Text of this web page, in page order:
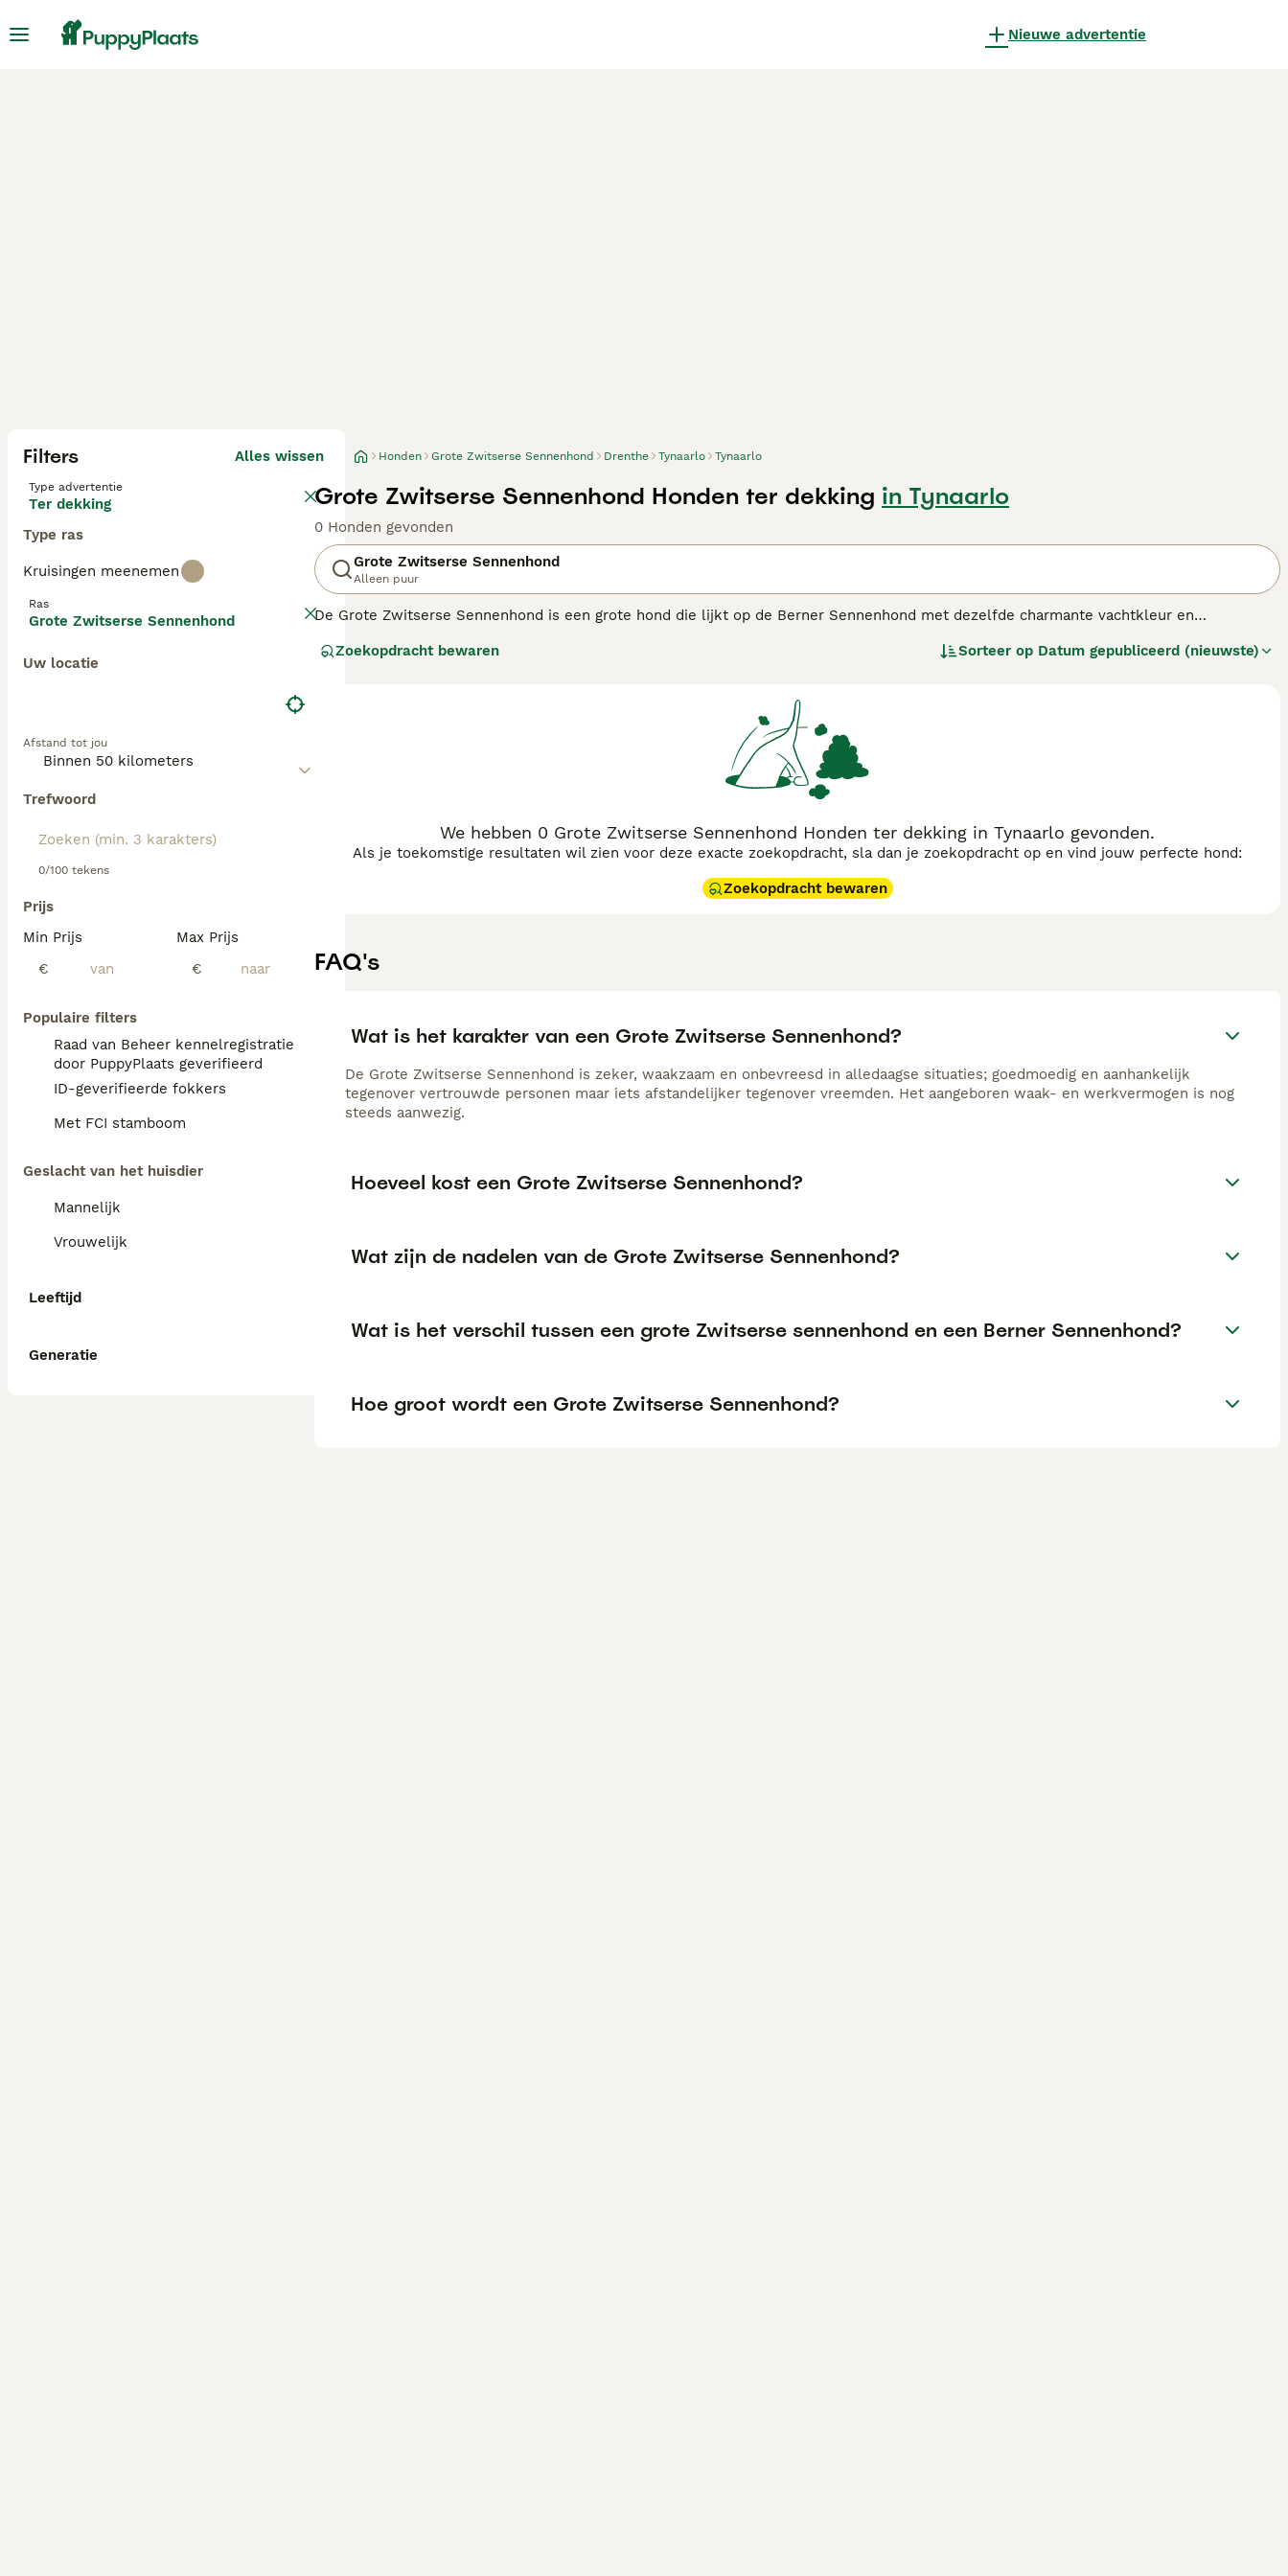
Nieuwe advertentie
Filters Alles wissen
Type advertentie
Ter dekking
Type ras
Kruisingen meenemen
Ras
Grote Zwitserse Sennenhond
Uw locatie
Afstand tot jou
Trefwoord
0/100 tekens
Prijs
Min Prijs
€
Max Prijs
€
Populaire filters
Raad van Beheer kennelregistratie
door PuppyPlaats geverifieerd
ID-geverifieerde fokkers
Met FCI stamboom
Geslacht van het huisdier
Mannelijk
Vrouwelijk
Leeftijd
Generatie
Honden Grote Zwitserse Sennenhond Drenthe Tynaarlo Tynaarlo
Grote Zwitserse Sennenhond Honden ter dekking in Tynaarlo
0 Honden gevonden
Grote Zwitserse Sennenhond
Alleen puur
De Grote Zwitserse Sennenhond is een grote hond die lijkt op de Berner Sennenhond met dezelfde charmante vachtkleur en
stellen.
Zoekopdracht bewaren Sorteer op Datum gepubliceerd (nieuwste)
We hebben 0 Grote Zwitserse Sennenhond Honden ter dekking in Tynaarlo gevonden.
Als je toekomstige resultaten wil zien voor deze exacte zoekopdracht, sla dan je zoekopdracht op en vind jouw perfecte hond:
Zoekopdracht bewaren
FAQ's
Wat is het karakter van een Grote Zwitserse Sennenhond?
De Grote Zwitserse Sennenhond is zeker, waakzaam en onbevreesd in alledaagse situaties; goedmoedig en aanhankelijk
tegenover vertrouwde personen maar iets afstandelijker tegenover vreemden. Het aangeboren waak- en werkvermogen is nog
steeds aanwezig.
Hoeveel kost een Grote Zwitserse Sennenhond?
Wat zijn de nadelen van de Grote Zwitserse Sennenhond?
Wat is het verschil tussen een grote Zwitserse sennenhond en een Berner Sennenhond?
Hoe groot wordt een Grote Zwitserse Sennenhond?